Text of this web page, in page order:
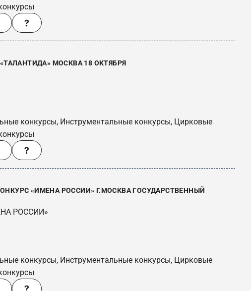
МОСКВА 18 ОКТЯБРЯ
конкурсы, Инструментальные конкурсы, Цирковые
«ИМЕНА РОССИИ» Г.МОСКВА ГОСУДАРСТВЕННЫЙ
РОССИИ»
конкурсы, Инструментальные конкурсы, Цирковые